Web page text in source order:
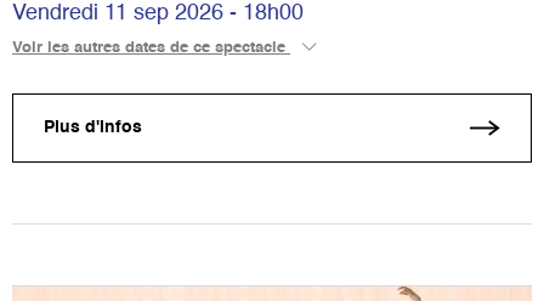
Vendredi 11 sep 2026 - 18h00
Voir les autres dates de ce spectacle
Plus d'infos